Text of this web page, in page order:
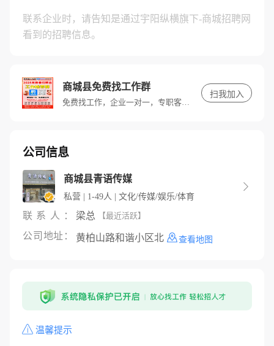
联系企业时，请告知是通过宇阳纵横旗下-商城招聘网
看到的招聘信息。
商城县免费找工作群
免费找工作，企业一对一，专职客服推荐好工作！
扫我加入
公司信息
商城县青语传媒
私营 | 1-49人 | 文化/传媒/娱乐/体育

联系人： 梁总 【最近活跃】
公司地址： 黄柏山路和谐小区北 查看地图
温馨提示